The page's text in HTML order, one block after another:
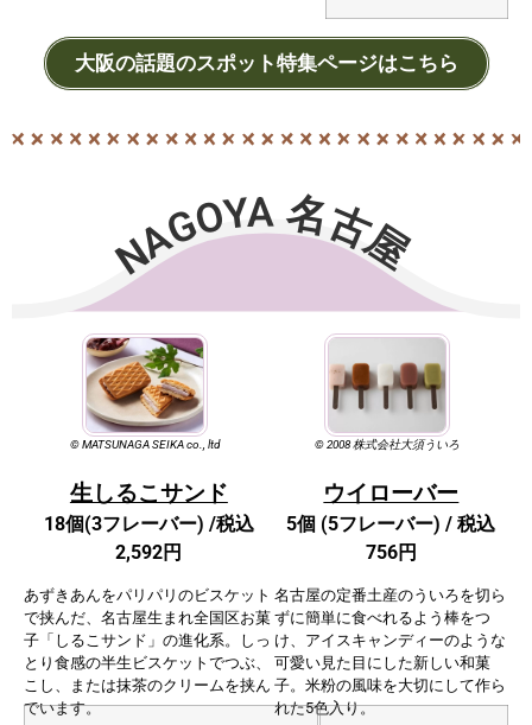
大阪の話題のスポット特集ページはこちら
NAGOYA 名古屋
©️ MATSUNAGA SEIKA co., ltd ©️ 2008 株式会社大須ういろ
生しるこサンド
18個(3フレーバー) /税込
2,592円
あずきあんをパリパリのビスケット
で挟んだ、名古屋生まれ全国区お菓
子「しるこサンド」の進化系。しっ
とり食感の半生ビスケットでつぶ、
こし、または抹茶のクリームを挟ん
でいます。
ウイローバー
5個 (5フレーバー) /税込
756円
名古屋の定番土産のういろを切ら
ずに簡単に食べれるよう棒をつ
け、アイスキャンディーのような
可愛い見た目にした新しい和菓
子。米粉の風味を大切にして作ら
れた5色入り。